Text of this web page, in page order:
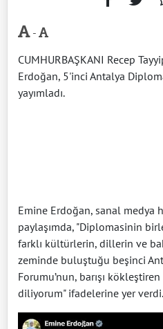
-
CUMHURBAŞKANI Recep
Erdoğan, 5'inci Antalya
yayımladı.
Emine Erdoğan, sanal medya
paylaşımda, "Diplomasinin
farklı kültürlerin, dillerin ve
zeminde buluştuğu beşinci
Forumu’nun, barışı
diliyorum" ifadelerine yer